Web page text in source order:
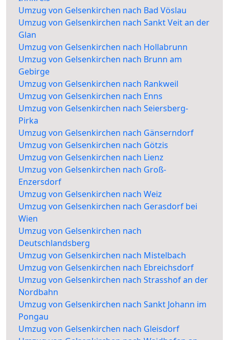
Umzug von Gelsenkirchen nach Bad Vöslau
Umzug von Gelsenkirchen nach Sankt Veit an der
Glan
Umzug von Gelsenkirchen nach Hollabrunn
Umzug von Gelsenkirchen nach Brunn am
Gebirge
Umzug von Gelsenkirchen nach Rankweil
Umzug von Gelsenkirchen nach Enns
Umzug von Gelsenkirchen nach Seiersberg-
Pirka
Umzug von Gelsenkirchen nach Gänserndorf
Umzug von Gelsenkirchen nach Götzis
Umzug von Gelsenkirchen nach Lienz
Umzug von Gelsenkirchen nach Groß-
Enzersdorf
Umzug von Gelsenkirchen nach Weiz
Umzug von Gelsenkirchen nach Gerasdorf bei
Wien
Umzug von Gelsenkirchen nach
Deutschlandsberg
Umzug von Gelsenkirchen nach Mistelbach
Umzug von Gelsenkirchen nach Ebreichsdorf
Umzug von Gelsenkirchen nach Strasshof an der
Nordbahn
Umzug von Gelsenkirchen nach Sankt Johann im
Pongau
Umzug von Gelsenkirchen nach Gleisdorf